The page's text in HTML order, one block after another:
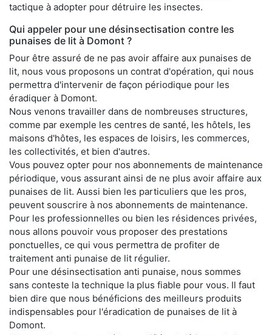
tactique à adopter pour détruire les insectes.
Qui appeler pour une désinsectisation contre les
punaises de lit à Domont ?
Pour être assuré de ne pas avoir affaire aux punaises de
lit, nous vous proposons un contrat d'opération, qui nous
permettra d'intervenir de façon périodique pour les
éradiquer à Domont.
Nous venons travailler dans de nombreuses structures,
comme par exemple les centres de santé, les hôtels, les
maisons d'hôtes, les espaces de loisirs, les commerces,
les collectivités, et bien d'autres.
Vous pouvez opter pour nos abonnements de maintenance
périodique, vous assurant ainsi de ne plus avoir affaire aux
punaises de lit. Aussi bien les particuliers que les pros,
peuvent souscrire à nos abonnements de maintenance.
Pour les professionnelles ou bien les résidences privées,
nous allons pouvoir vous proposer des prestations
ponctuelles, ce qui vous permettra de profiter de
traitement anti punaise de lit régulier.
Pour une désinsectisation anti punaise, nous sommes
sans conteste la technique la plus fiable pour vous. Il faut
bien dire que nous bénéficions des meilleurs produits
indispensables pour l'éradication de punaises de lit à
Domont.